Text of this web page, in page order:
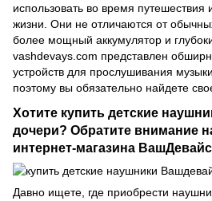
использовать во время путешествия
жизни. Они не отличаются от
более мощный аккумулятор и
vashdevays.com представлен
устройств для прослушивания
поэтому вы обязательно найдете
Хотите купить детские
дочери? Обратите внимание
интернет-магазина
Давно ищете, где приобрести